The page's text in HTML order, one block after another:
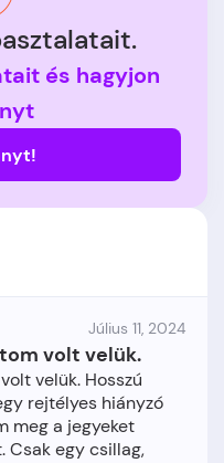
és hagyjon
Július 11, 2024
volt velük.
velük. Hosszú
rejtélyes hiányzó
meg a jegyeket
Csak egy csillag,